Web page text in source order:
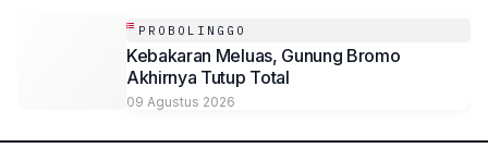
PROBOLINGGO
Kebakaran Meluas, Gunung Bromo
Akhirnya Tutup Total
09 Agustus 2026